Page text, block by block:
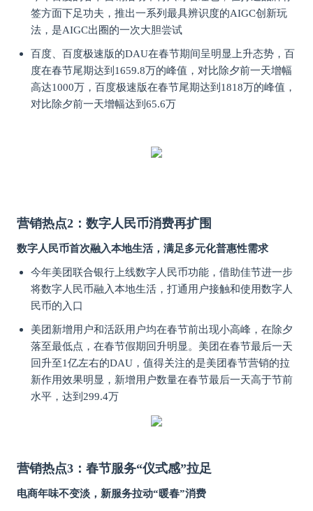
签方面下足功夫，推出一系列最具辨识度的AIGC创新玩
法，是AIGC出圈的一次大胆尝试
百度、百度极速版的DAU在春节期间呈明显上升态势，百
度在春节尾期达到1659.8万的峰值，对比除夕前一天增幅
高达1000万，百度极速版在春节尾期达到1818万的峰值，
对比除夕前一天增幅达到65.6万
营销热点2：数字人民币消费再扩围
数字人民币首次融入本地生活，满足多元化普惠性需求
今年美团联合银行上线数字人民币功能，借助佳节进一步
将数字人民币融入本地生活，打通用户接触和使用数字人
民币的入口
美团新增用户和活跃用户均在春节前出现小高峰，在除夕
落至最低点，在春节假期回升明显。美团在春节最后一天
回升至1亿左右的DAU，值得关注的是美团春节营销的拉
新作用效果明显，新增用户数量在春节最后一天高于节前
水平，达到299.4万
营销热点3：春节服务“仪式感”拉足
电商年味不变淡，新服务拉动“暖春”消费